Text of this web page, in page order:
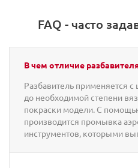
FAQ - часто
В чем отличие
Разбавитель применяется
до необходимой степени
покраски модели. С
производится промывка
инструментов, которыми